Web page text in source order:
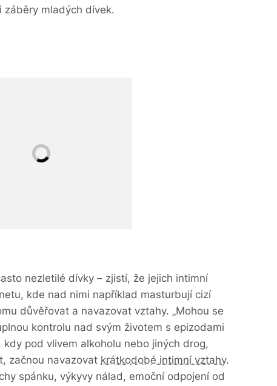
záběry mladých dívek.
nezletilé dívky – zjistí, že jejich intimní
kde nad nimi například masturbují cizí
důvěřovat a navazovat vztahy. „Mohou se
kontrolu nad svým životem s epizodami
pod vlivem alkoholu nebo jiných drog,
začnou navazovat krátkodobé intimní vztahy.
spánku, výkyvy nálad, emoční odpojení od